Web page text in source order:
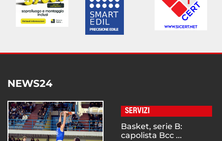
NEWS24
SERVIZI
Basket, serie B:
capolista Bcc ...